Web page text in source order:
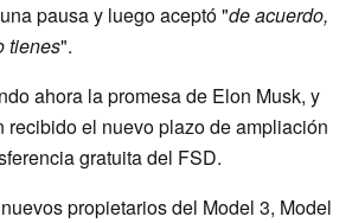
pausa y luego aceptó "de acuerdo,
tienes".
ahora la promesa de Elon Musk, y
recibido el nuevo plazo de ampliación
gratuita del FSD.
propietarios del Model 3, Model